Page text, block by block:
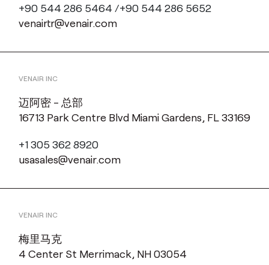
+90 544 286 5464 /+90 544 286 5652
venairtr@venair.com
VENAIR INC
迈阿密 - 总部
16713 Park Centre Blvd Miami Gardens, FL 33169
+1 305 362 8920
usasales@venair.com
VENAIR INC
梅里马克
4 Center St Merrimack, NH 03054